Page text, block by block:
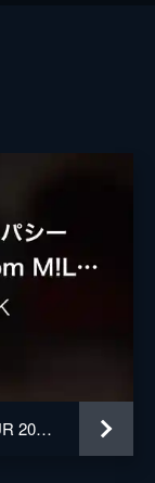
テレパシー (from M!LK CONCERT TOUR 2023 CHECKMATE Live at 東京ガーデンシアター 2023/05/07)